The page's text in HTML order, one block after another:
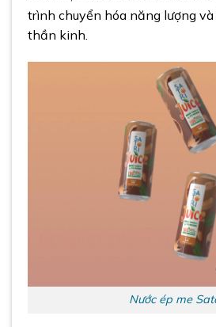
trình chuyển hóa năng lượng
thần kinh.
Nước ép me